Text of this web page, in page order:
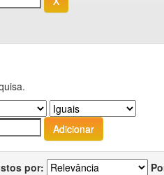
por: